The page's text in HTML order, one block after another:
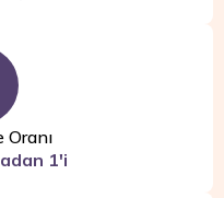
Oranı
1'i